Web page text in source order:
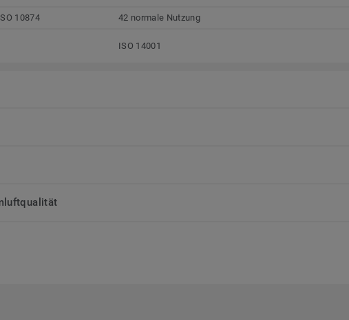
10874 42 normale Nutzung
ISO 14001